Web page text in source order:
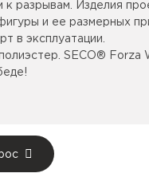
к разрывам. Изделия
и ее размерных
в эксплуатации.
SECO®